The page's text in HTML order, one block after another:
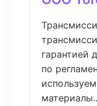
гарантией
по